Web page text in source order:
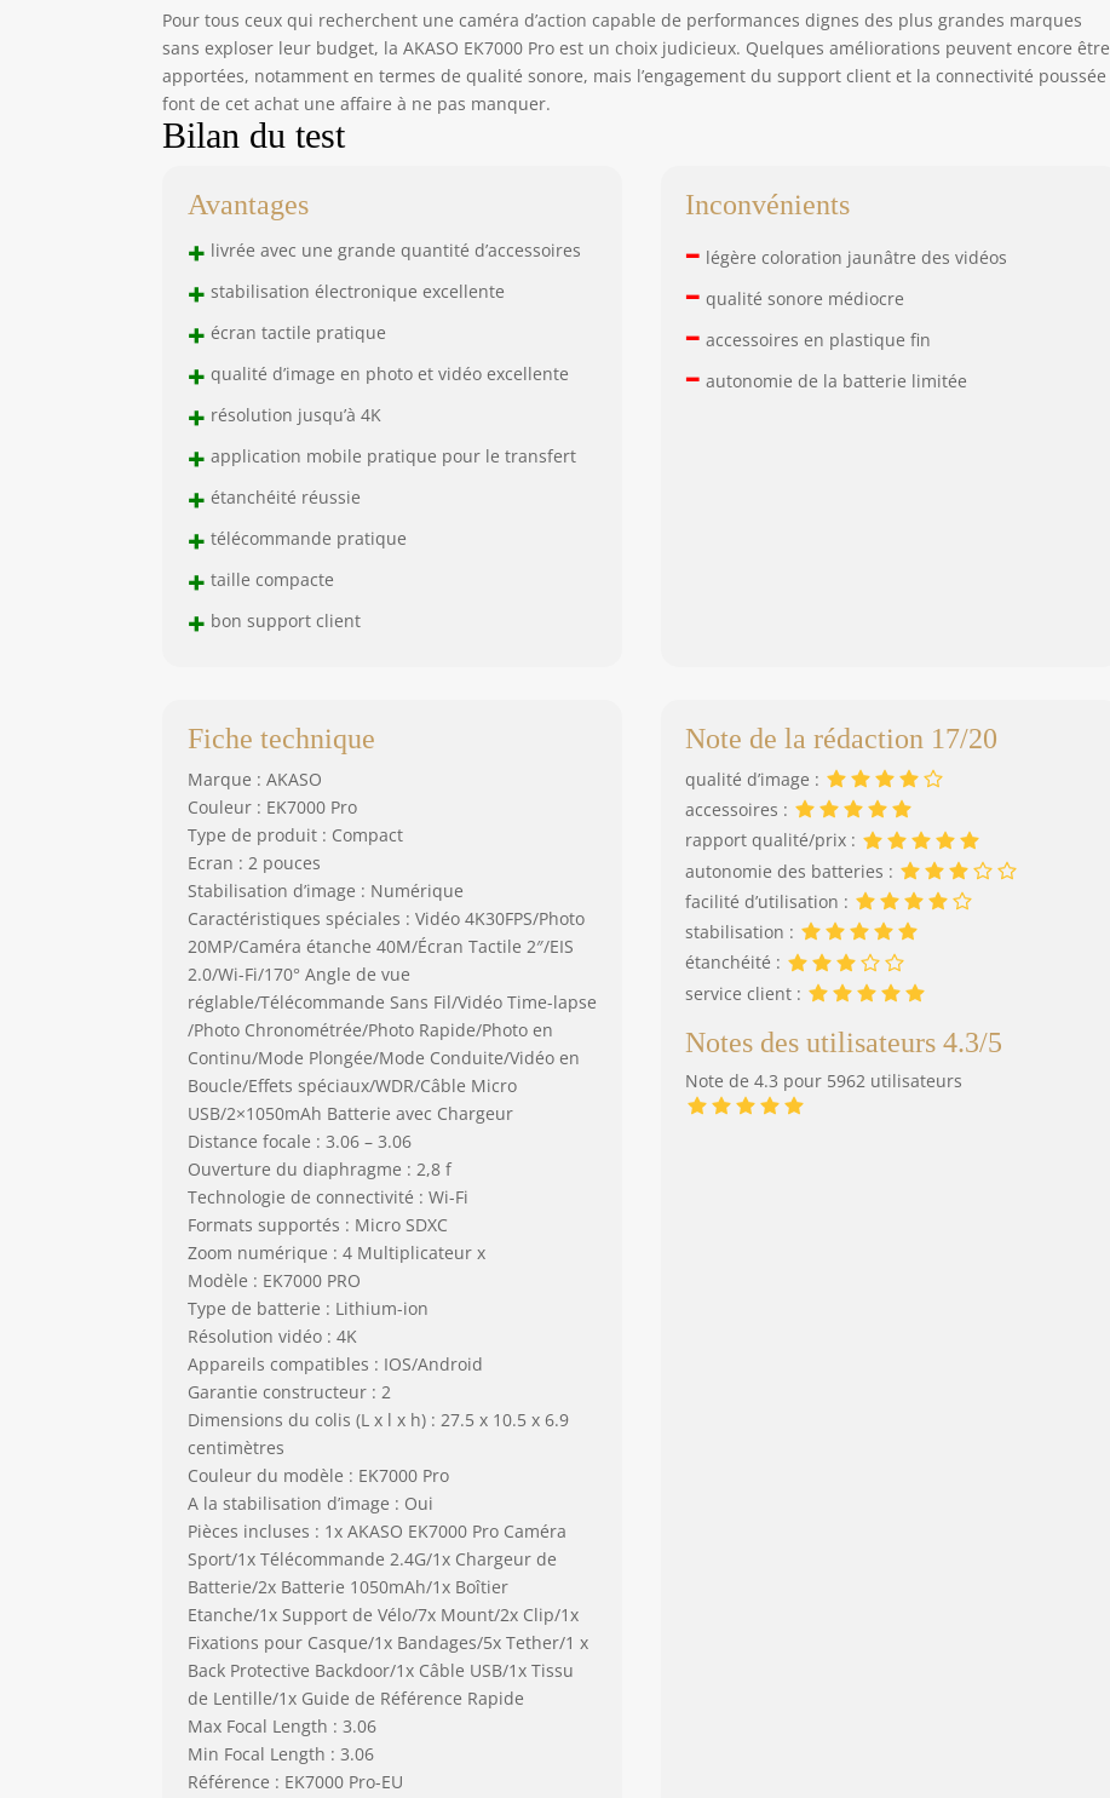
Pour tous ceux qui recherchent une caméra d’action capable de performances dignes des plus grandes marques
sans exploser leur budget, la AKASO EK7000 Pro est un choix judicieux. Quelques améliorations peuvent encore être
apportées, notamment en termes de qualité sonore, mais l’engagement du support client et la connectivité poussée
font de cet achat une affaire à ne pas manquer.
Bilan du test
Avantages
+ livrée avec une grande quantité d’accessoires
+ stabilisation électronique excellente
+ écran tactile pratique
+ qualité d’image en photo et vidéo excellente
+ résolution jusqu’à 4K
+ application mobile pratique pour le transfert
+ étanchéité réussie
+ télécommande pratique
+ taille compacte
+ bon support client
Inconvénients
– légère coloration jaunâtre des vidéos
– qualité sonore médiocre
– accessoires en plastique fin
– autonomie de la batterie limitée
Fiche technique
Marque : AKASO
Couleur : EK7000 Pro
Type de produit : Compact
Ecran : 2 pouces
Stabilisation d’image : Numérique
Caractéristiques spéciales : Vidéo 4K30FPS/Photo
20MP/Caméra étanche 40M/Écran Tactile 2″/EIS
2.0/Wi-Fi/170° Angle de vue
réglable/Télécommande Sans Fil/Vidéo Time-lapse
/Photo Chronométrée/Photo Rapide/Photo en
Continu/Mode Plongée/Mode Conduite/Vidéo en
Boucle/Effets spéciaux/WDR/Câble Micro
USB/2×1050mAh Batterie avec Chargeur
Distance focale : 3.06 – 3.06
Ouverture du diaphragme : 2,8 f
Technologie de connectivité : Wi-Fi
Formats supportés : Micro SDXC
Zoom numérique : 4 Multiplicateur x
Modèle : EK7000 PRO
Type de batterie : Lithium-ion
Résolution vidéo : 4K
Appareils compatibles : IOS/Android
Garantie constructeur : 2
Dimensions du colis (L x l x h) : 27.5 x 10.5 x 6.9
centimètres
Couleur du modèle : EK7000 Pro
A la stabilisation d’image : Oui
Pièces incluses : 1x AKASO EK7000 Pro Caméra
Sport/1x Télécommande 2.4G/1x Chargeur de
Batterie/2x Batterie 1050mAh/1x Boîtier
Etanche/1x Support de Vélo/7x Mount/2x Clip/1x
Fixations pour Casque/1x Bandages/5x Tether/1 x
Back Protective Backdoor/1x Câble USB/1x Tissu
de Lentille/1x Guide de Référence Rapide
Max Focal Length : 3.06
Min Focal Length : 3.06
Référence : EK7000 Pro-EU
Note de la rédaction 17/20
qualité d’image :
accessoires :
rapport qualité/prix :
autonomie des batteries :
facilité d’utilisation :
stabilisation :
étanchéité :
service client :
Notes des utilisateurs 4.3/5
Note de 4.3 pour 5962 utilisateurs